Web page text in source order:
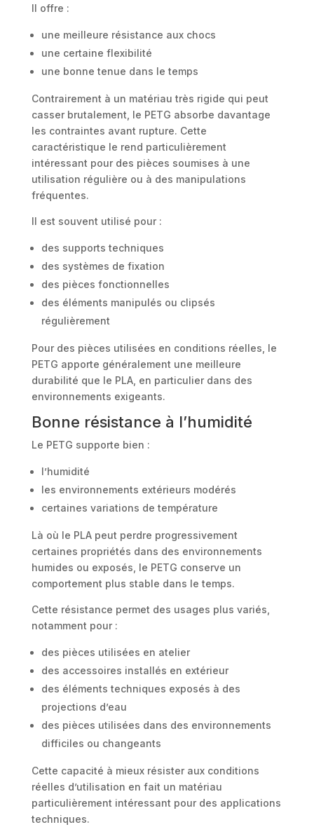
Il offre :
une meilleure résistance aux chocs
une certaine flexibilité
une bonne tenue dans le temps
Contrairement à un matériau très rigide qui peut
casser brutalement, le PETG absorbe davantage
les contraintes avant rupture. Cette
caractéristique le rend particulièrement
intéressant pour des pièces soumises à une
utilisation régulière ou à des manipulations
fréquentes.
Il est souvent utilisé pour :
des supports techniques
des systèmes de fixation
des pièces fonctionnelles
des éléments manipulés ou clipsés
régulièrement
Pour des pièces utilisées en conditions réelles, le
PETG apporte généralement une meilleure
durabilité que le PLA, en particulier dans des
environnements exigeants.
Bonne résistance à l’humidité
Le PETG supporte bien :
l’humidité
les environnements extérieurs modérés
certaines variations de température
Là où le PLA peut perdre progressivement
certaines propriétés dans des environnements
humides ou exposés, le PETG conserve un
comportement plus stable dans le temps.
Cette résistance permet des usages plus variés,
notamment pour :
des pièces utilisées en atelier
des accessoires installés en extérieur
des éléments techniques exposés à des
projections d’eau
des pièces utilisées dans des environnements
difficiles ou changeants
Cette capacité à mieux résister aux conditions
réelles d’utilisation en fait un matériau
particulièrement intéressant pour des applications
techniques.